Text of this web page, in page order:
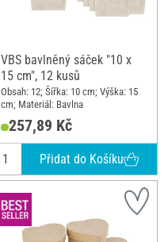
VBS bavlněný sáček "10 x
15 cm", 12 kusů
Obsah: 12; Šířka: 10 cm; Výška: 15
cm; Materiál: Bavlna
257,89 Kč
Přidat do Košíku